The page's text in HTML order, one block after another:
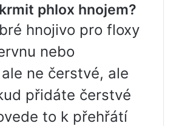
phlox hnojem?
hnojivo pro floxy
nebo
ne čerstvé, ale
přidáte čerstvé
to k přehřátí